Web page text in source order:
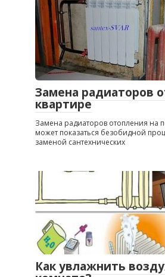
Замена радиаторов
квартире
Замена радиаторов отопления на
может показаться безобидной
заменой сантехнических
Как увлажнить